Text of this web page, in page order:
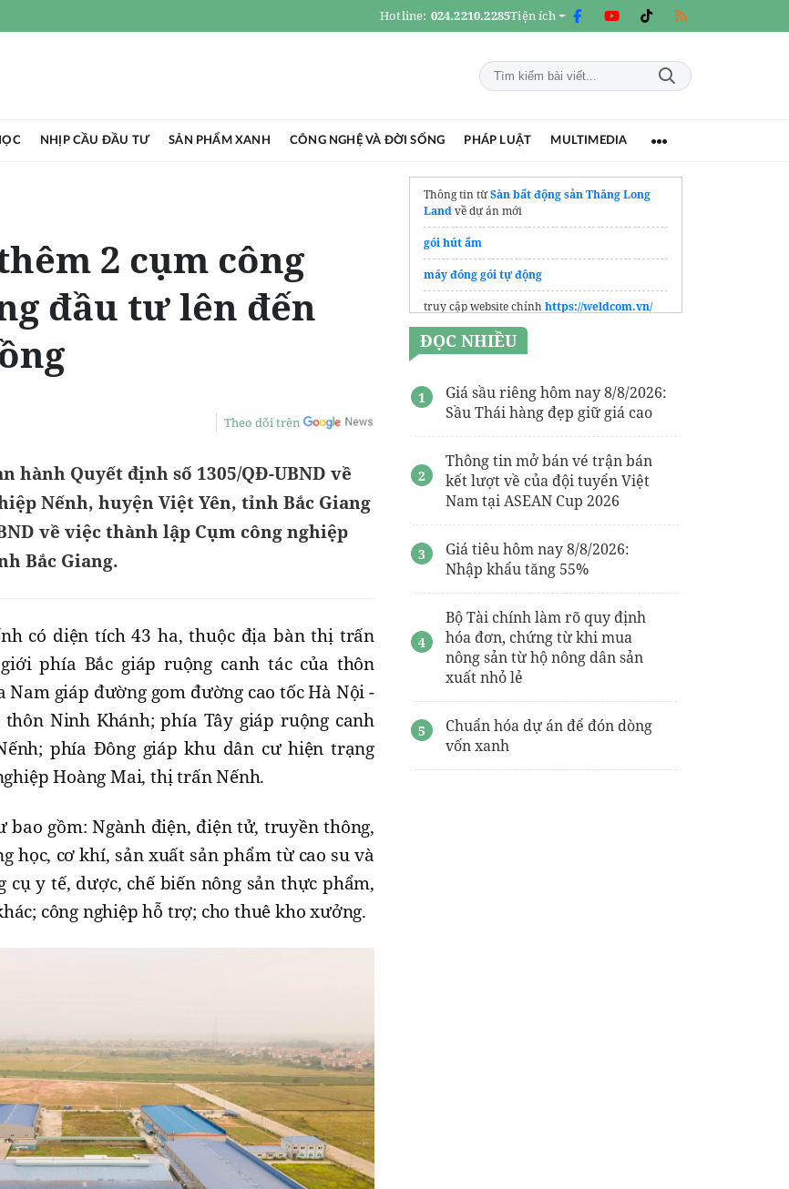
Hotline: 024.2210.2285Tiện ích
NHỊP CẦU ĐẦU TƯ SẢN PHẨM XANH CÔNG NGHỆ VÀ ĐỜI SỐNG PHÁP LUẬT MULTIMEDIA
2 cụm công
đầu tư lên đến
Theo dõi trên
hành Quyết định số 1305/QĐ-UBND về
Nếnh, huyện Việt Yên, tỉnh Bắc Giang
về việc thành lập Cụm công nghiệp
Bắc Giang.
có diện tích 43 ha, thuộc địa bàn thị trấn
phía Bắc giáp ruộng canh tác của thôn
giáp đường gom đường cao tốc Hà Nội -
thôn Ninh Khánh; phía Tây giáp ruộng canh
phía Đông giáp khu dân cư hiện trạng
Hoàng Mai, thị trấn Nếnh.
bao gồm: Ngành điện, điện tử, truyền thông,
học, cơ khí, sản xuất sản phẩm từ cao su và
y tế, dược, chế biến nông sản thực phẩm,
công nghiệp hỗ trợ; cho thuê kho xưởng.
Thông tin từSàn bất động sản Thăng Long
Landvề dự án mới
gói hút ẩm
máy đóng gói tự động
truy cập website chínhhttps://weldcom.vn/
Điều hoà tủ đứng Midea
ĐỌC NHIỀU
Giá sầu riêng hôm nay 8/8/2026:
Sầu Thái hàng đẹp giữ giá cao
Thông tin mở bán vé trận bán
kết lượt về của đội tuyển Việt
Nam tại ASEAN Cup 2026
Giá tiêu hôm nay 8/8/2026:
Nhập khẩu tăng 55%
Bộ Tài chính làm rõ quy định
hóa đơn, chứng từ khi mua
nông sản từ hộ nông dân sản
xuất nhỏ lẻ
Chuẩn hóa dự án để đón dòng
vốn xanh